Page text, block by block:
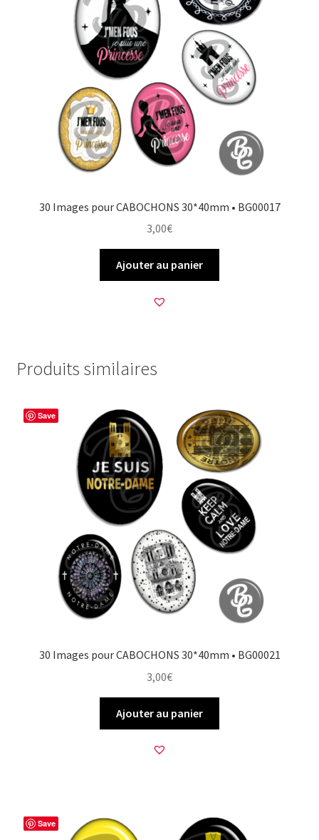
30 Images pour CABOCHONS 30*40mm • BG00017
3,00€
Ajouter au panier
Produits similaires
Save
30 Images pour CABOCHONS 30*40mm • BG00021
3,00€
Ajouter au panier
Save